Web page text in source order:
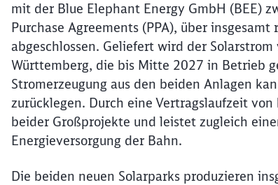
mit der Blue Elephant Energy GmbH (BEE)
Purchase Agreements (PPA), über
abgeschlossen. Geliefert wird der
Württemberg, die bis Mitte 2027 in Betrieb
Stromerzeugung aus den beiden Anlagen
zurücklegen. Durch eine Vertragslaufzeit
beider Großprojekte und leistet zugleich
Energieversorgung der Bahn.
Die beiden neuen Solarparks produzieren